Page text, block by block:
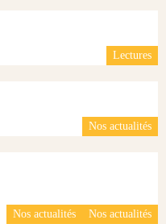
Lectures
Nos actualités
Nos actualités Nos actualités